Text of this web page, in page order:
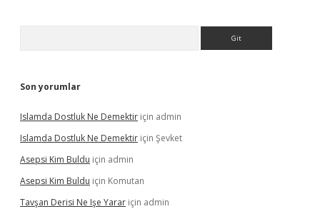
Son yorumlar
Islamda Dostluk Ne Demektir için admin
Islamda Dostluk Ne Demektir için Şevket
Asepsi Kim Buldu için admin
Asepsi Kim Buldu için Komutan
Tavşan Derisi Ne Işe Yarar için admin